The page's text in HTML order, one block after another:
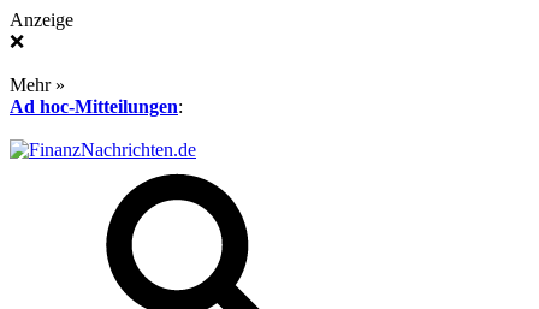
Anzeige
❌
Mehr »
Ad hoc-Mitteilungen: